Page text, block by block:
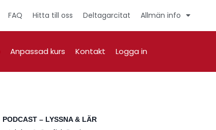
FAQ Hitta till oss Deltagarcitat Allmän info
Anpassad kurs Kontakt Logga in
PODCAST – LYSSNA & LÄR